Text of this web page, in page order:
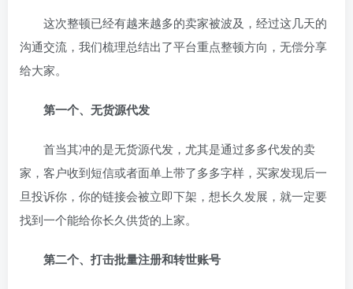
这次整顿已经有越来越多的卖家被波及，经过这几天的
沟通交流，我们梳理总结出了平台重点整顿方向，无偿分享
给大家。
第一个、无货源代发
首当其冲的是无货源代发，尤其是通过多多代发的卖
家，客户收到短信或者面单上带了多多字样，买家发现后一
旦投诉你，你的链接会被立即下架，想长久发展，就一定要
找到一个能给你长久供货的上家。
第二个、打击批量注册和转世账号